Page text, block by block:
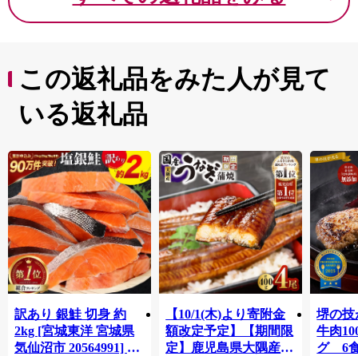
この返礼品をみた人が見て
いる返礼品
訳あり 銀鮭 切身 約
2kg [宮城東洋 宮城県
気仙沼市 20564991] 鮭
【10/1(木)より寄附金
額改定予定】【期間限
定】鹿児島県大隅産う
堺の技
牛肉
グ 6